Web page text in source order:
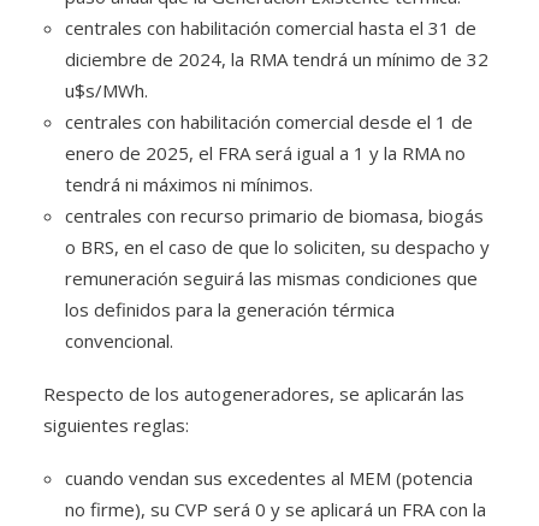
centrales con habilitación comercial hasta el 31 de
diciembre de 2024, la RMA tendrá un mínimo de 32
u$s/MWh.
centrales con habilitación comercial desde el 1 de
enero de 2025, el FRA será igual a 1 y la RMA no
tendrá ni máximos ni mínimos.
centrales con recurso primario de biomasa, biogás
o BRS, en el caso de que lo soliciten, su despacho y
remuneración seguirá las mismas condiciones que
los definidos para la generación térmica
convencional.
Respecto de los autogeneradores, se aplicarán las
siguientes reglas:
cuando vendan sus excedentes al MEM (potencia
no firme), su CVP será 0 y se aplicará un FRA con la